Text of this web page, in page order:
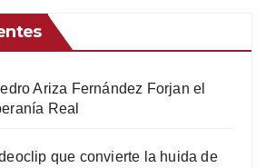
Ariza Fernández Forjan el
Real
que convierte la huida de